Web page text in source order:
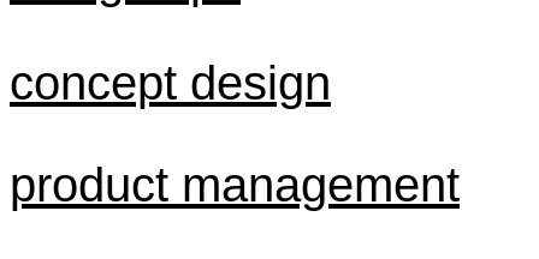
concept design
product management